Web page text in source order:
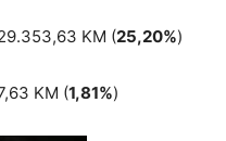
KM (25,20%)
KM (1,81%)